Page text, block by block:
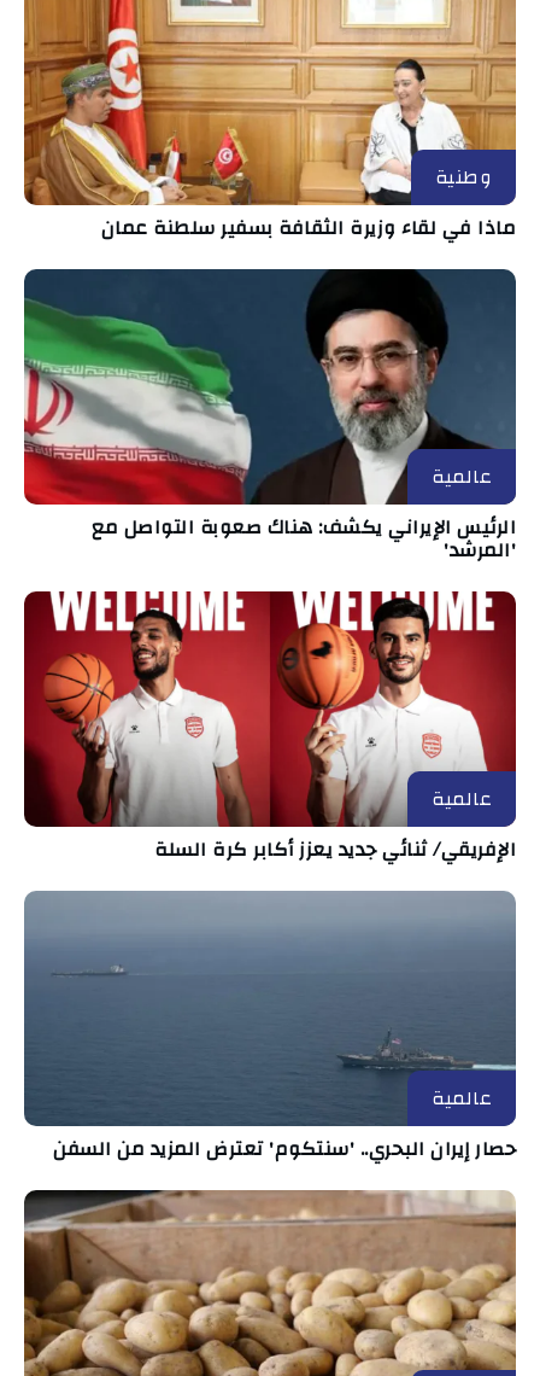
وطنية
ماذا في لقاء وزيرة الثقافة بسفير سلطنة عمان
عالمية
الرئيس الإيراني يكشف: هناك صعوبة التواصل مع
'المرشد'
عالمية
الإفريقي/ ثنائي جديد يعزز أكابر كرة السلة
عالمية
حصار إيران البحري.. 'سنتكوم' تعترض المزيد من السفن